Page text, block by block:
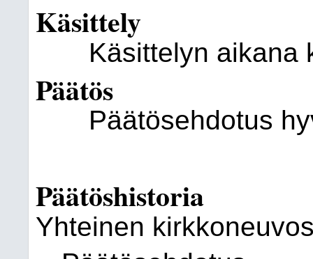
Käsittely
Käsittelyn aikana
Päätös
Päätösehdotus
Päätöshistoria
Yhteinen